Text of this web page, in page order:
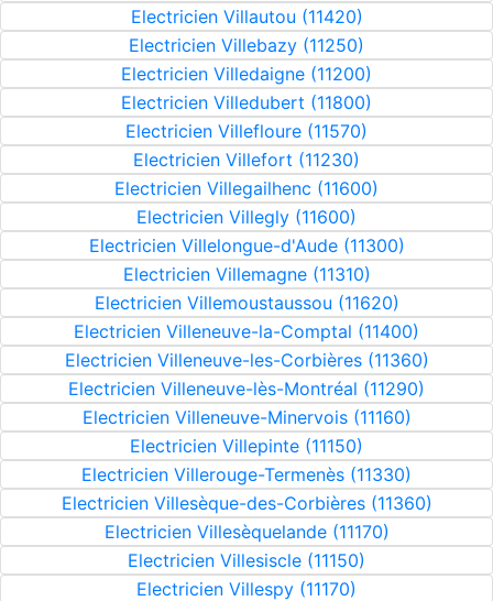
Electricien Villautou (11420)
Electricien Villebazy (11250)
Electricien Villedaigne (11200)
Electricien Villedubert (11800)
Electricien Villefloure (11570)
Electricien Villefort (11230)
Electricien Villegailhenc (11600)
Electricien Villegly (11600)
Electricien Villelongue-d'Aude (11300)
Electricien Villemagne (11310)
Electricien Villemoustaussou (11620)
Electricien Villeneuve-la-Comptal (11400)
Electricien Villeneuve-les-Corbières (11360)
Electricien Villeneuve-lès-Montréal (11290)
Electricien Villeneuve-Minervois (11160)
Electricien Villepinte (11150)
Electricien Villerouge-Termenès (11330)
Electricien Villesèque-des-Corbières (11360)
Electricien Villesèquelande (11170)
Electricien Villesiscle (11150)
Electricien Villespy (11170)